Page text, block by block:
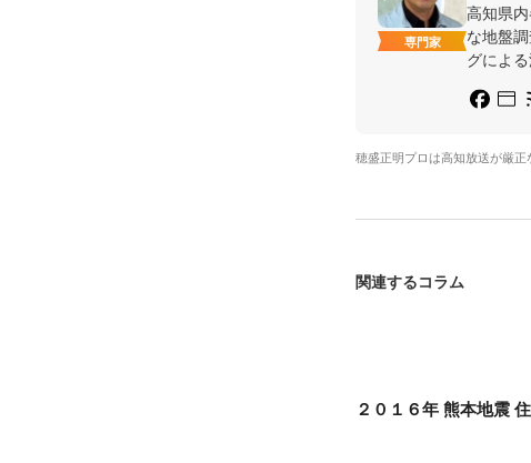
専門家
高知県
な地盤
グによ
穂盛正明プロは高知放送が厳
関連するコラム
２０１６年 熊本地震